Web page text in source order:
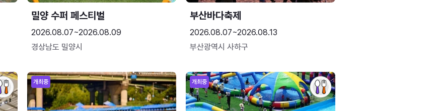
밀양 수퍼 페스티벌
2026.08.07~2026.08.09
경상남도 밀양시
부산바다축제
2026.08.07~2026.08.13
부산광역시 사하구
개최중 개최중